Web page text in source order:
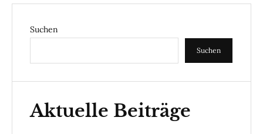
Suchen
Suchen
Aktuelle Beiträge